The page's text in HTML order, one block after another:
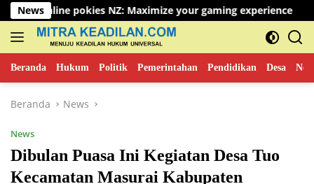
Langsung
ke
konten
News
NZ: Maximize your gaming experience Unveiling the
Beranda Hukum Politik Pemerintahan Pendidikan Desa
Beranda News
News
Dibulan Puasa Ini Kegiatan Desa Tuo
Kecamatan Masurai Kabupaten